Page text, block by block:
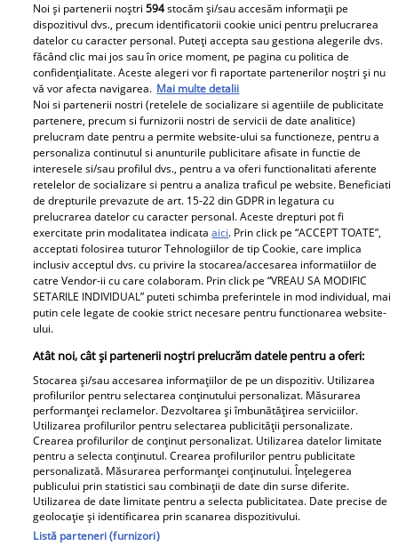
Balkanik Festival – trei zile și nopți de muzică, bucurie
și descoperiri la Grădina Uranus, între 9 și 11
septembrie
Parteneri
Tânărul din poză e azi
unul dintre cei mai
cunoscuți români! Uită-
te bine la el, îl
recunoști? Mulți îl
admiră, dar sunt și voci
care îl critică
„Am cancer la sân. Am
intrat în metastază”.
Alina Pușcău, mesaj
tulburător de pe patul
de spital. Ce au
anunțat-o medicii
Noi și partenerii noștri594stocăm și/sau accesăm informații pe
dispozitivul dvs., precum identificatorii cookie unici pentru prelucrarea
datelor cu caracter personal. Puteți accepta sau gestiona alegerile dvs.
făcând clic mai jos sau în orice moment, pe pagina cu politica de
confidențialitate. Aceste alegeri vor fi raportate partenerilor noștri și nu
vă vor afecta navigarea. Mai multe detalii
Noi si partenerii nostri (retelele de socializare si agentiile de publicitate
partenere, precum si furnizorii nostri de servicii de date analitice)
prelucram date pentru a permite website-ului sa functioneze, pentru a
personaliza continutul si anunturile publicitare afisate in functie de
interesele si/sau profilul dvs., pentru a va oferi functionalitati aferente
retelelor de socializare si pentru a analiza traficul pe website. Beneficiati
de drepturile prevazute de art. 15-22 din GDPR in legatura cu
prelucrarea datelor cu caracter personal. Aceste drepturi pot fi
exercitate prin modalitatea indicataaici. Prin click pe “ACCEPT TOATE”,
acceptati folosirea tuturor Tehnologiilor de tip Cookie, care implica
inclusiv acceptul dvs. cu privire la stocarea/accesarea informatiilor de
catre Vendor-ii cu care colaboram. Prin click pe “VREAU SA MODIFIC
SETARILE INDIVIDUAL” puteti schimba preferintele in mod individual, mai
putin cele legate de cookie strict necesare pentru functionarea website-
ului.
Atât noi, cât și partenerii noștri prelucrăm datele pentru a oferi:
Stocarea și/sau accesarea informațiilor de pe un dispozitiv. Utilizarea
profilurilor pentru selectarea conținutului personalizat. Măsurarea
performanței reclamelor. Dezvoltarea și îmbunătățirea serviciilor.
Utilizarea profilurilor pentru selectarea publicității personalizate.
Crearea profilurilor de conținut personalizat. Utilizarea datelor limitate
pentru a selecta conținutul. Crearea profilurilor pentru publicitate
personalizată. Măsurarea performanței conținutului. Înțelegerea
publicului prin statistici sau combinații de date din surse diferite.
Utilizarea de date limitate pentru a selecta publicitatea. Date precise de
geolocație și identificarea prin scanarea dispozitivului.
Listă parteneri (furnizori)